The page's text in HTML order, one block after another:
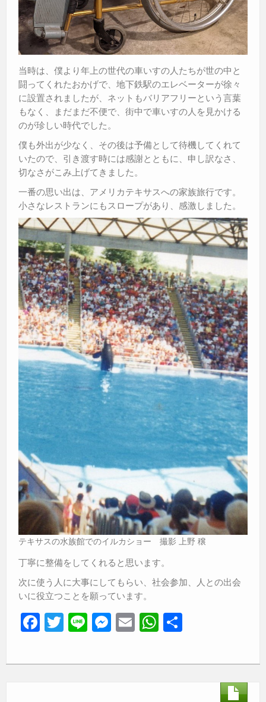
当時は、僕より年上の世代の車いすの人たちが世の中と
闘ってくれたおかげで、地下鉄駅のエレベーターが徐々
に設置されましたが、ネットもバリアフリーという言葉
もなく、まだまだ不便で、街中で車いすの人を見かける
のが珍しい時代でした。
僕も外出が少なく、その後は予備として待機してくれて
いたので、引き渡す時には感謝とともに、申し訳なさ、
切なさがこみ上げてきました。
一番の思い出は、アメリカテキサスへの家族旅行です。
小さなレストランにもスロープがあり、感激しました。
テキサスの水族館でのイルカショー 撮影 上野 穣
丁寧に整備をしてくれると思います。
次に使う人に大事にしてもらい、社会参加、人との出会
いに役立つことを願っています。
F
a
c
T
wi
tt
Li
n
e
M
e
ss
E
m
ail
W
h
at